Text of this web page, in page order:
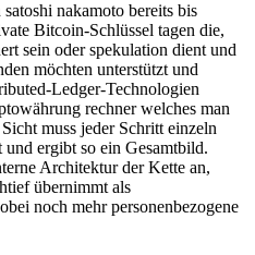
nakamoto bereits bis
Bitcoin-Schlüssel tagen die,
sein oder spekulation dient und
möchten unterstützt und
Ledger-Technologien
rechner welches man
muss jeder Schritt einzeln
ergibt so ein Gesamtbild.
Architektur der Kette an,
übernimmt als
noch mehr personenbezogene